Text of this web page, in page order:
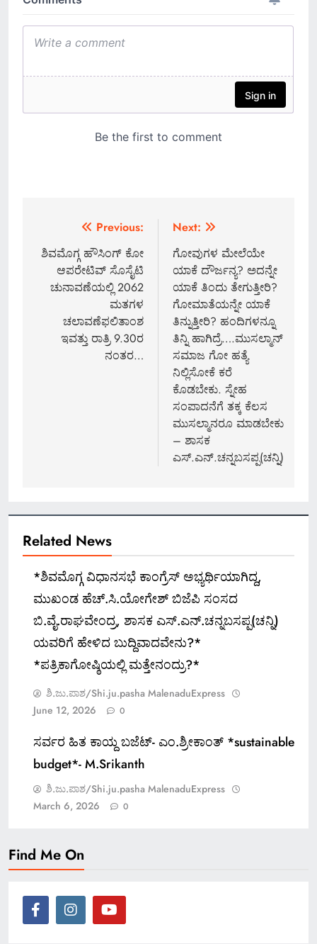
navigation
Previous:
ಶಿವಮೊಗ್ಗ ಹೌಸಿಂಗ್ ಕೋ
ಆಪರೇಟಿವ್ ಸೊಸೈಟಿ
ಚುನಾವಣೆಯಲ್ಲಿ 2062
ಮತಗಳ
ಚಲಾವಣೆಫಲಿತಾಂಶ
ಇವತ್ತು ರಾತ್ರಿ 9.30ರ
ನಂತರ…
Next:
ಗೋವುಗಳ ಮೇಲೆಯೇ
ಯಾಕೆ ದೌರ್ಜನ್ಯ? ಅದನ್ನೇ
ಯಾಕೆ ತಿಂದು ತೇಗುತ್ತೀರಿ?
ಗೋಮಾತೆಯನ್ನೇ ಯಾಕೆ
ತಿನ್ನುತ್ತೀರಿ? ಹಂದಿಗಳನ್ನೂ
ತಿನ್ನಿ ಹಾಗಿದ್ರೆ….ಮುಸಲ್ಮಾನ್
ಸಮಾಜ ಗೋ ಹತ್ಯೆ
ನಿಲ್ಲಿಸೋಕೆ ಕರೆ
ಕೊಡಬೇಕು. ಸ್ನೇಹ
ಸಂಪಾದನೆಗೆ ತಕ್ಕ ಕೆಲಸ
ಮುಸಲ್ಮಾನರೂ ಮಾಡಬೇಕು
– ಶಾಸಕ
ಎಸ್.ಎನ್.ಚನ್ನಬಸಪ್ಪ(ಚನ್ನಿ)
Related News
*ಶಿವಮೊಗ್ಗ ವಿಧಾನಸಭೆ ಕಾಂಗ್ರೆಸ್ ಅಭ್ಯರ್ಥಿಯಾಗಿದ್ದ,
ಮುಖಂಡ ಹೆಚ್.ಸಿ.ಯೋಗೇಶ್ ಬಿಜೆಪಿ ಸಂಸದ
ಬಿ.ವೈ.ರಾಘವೇಂದ್ರ, ಶಾಸಕ ಎಸ್.ಎನ್.ಚನ್ನಬಸಪ್ಪ(ಚನ್ನಿ)
ಯವರಿಗೆ ಹೇಳಿದ ಬುದ್ದಿವಾದವೇನು?*
*ಪತ್ರಿಕಾಗೋಷ್ಠಿಯಲ್ಲಿ ಮತ್ತೇನಂದ್ರು?*
ಶಿ.ಜು.ಪಾಶ/Shi.ju.pasha MalenaduExpress
June 12, 2026
0
ಸರ್ವರ ಹಿತ ಕಾಯ್ದ ಬಜೆಟ್- ಎಂ.ಶ್ರೀಕಾಂತ್ *sustainable
budget*- M.Srikanth
ಶಿ.ಜು.ಪಾಶ/Shi.ju.pasha MalenaduExpress
March 6, 2026
0
Find Me On